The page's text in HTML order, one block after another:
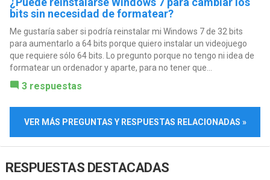
bits sin necesidad de formatear?
Me gustaría saber si podría reinstalar mi Windows 7 de 32 bits
para aumentarlo a 64 bits porque quiero instalar un videojuego
que requiere sólo 64 bits. Lo pregunto porque no tengo ni idea de
formatear un ordenador y aparte, para no tener que...
3 respuestas
VER MÁS PREGUNTAS Y RESPUESTAS RELACIONADAS »
RESPUESTAS DESTACADAS